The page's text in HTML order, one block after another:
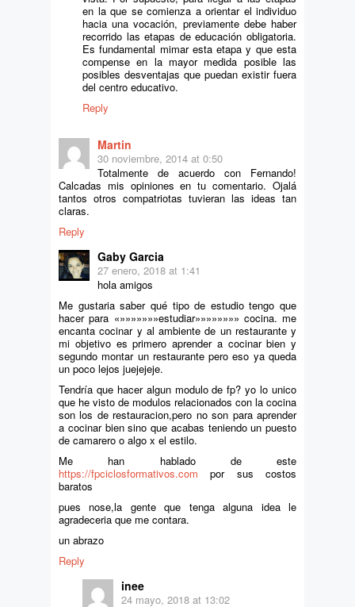
en la que se comienza a orientar el individuo
hacia una vocación, previamente debe haber
recorrido las etapas de educación obligatoria.
Es fundamental mimar esta etapa y que esta
compense en la mayor medida posible las
posibles desventajas que puedan existir fuera
del centro educativo.
Reply
Martin
30 noviembre, 2014 at 0:50
Totalmente de acuerdo con Fernando!
Calcadas mis opiniones en tu comentario. Ojalá
tantos otros compatriotas tuvieran las ideas tan
claras.
Reply
Gaby Garcia
27 enero, 2018 at 1:41
hola amigos
Me gustaria saber qué tipo de estudio tengo que
hacer para «»»»»»»»estudiar»»»»»»»» cocina. me
encanta cocinar y al ambiente de un restaurante y
mi objetivo es primero aprender a cocinar bien y
segundo montar un restaurante pero eso ya queda
un poco lejos juejejeje.
Tendría que hacer algun modulo de fp? yo lo unico
que he visto de modulos relacionados con la cocina
son los de restauracion,pero no son para aprender
a cocinar bien sino que acabas teniendo un puesto
de camarero o algo x el estilo.
Me han hablado de este
https://fpciclosformativos.com por sus costos
baratos
pues nose,la gente que tenga alguna idea le
agradeceria que me contara.
un abrazo
Reply
inee
24 mayo, 2018 at 13:02